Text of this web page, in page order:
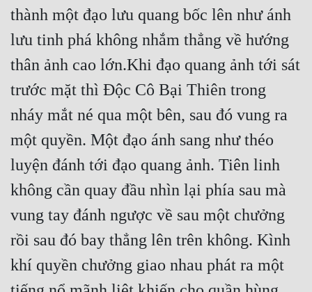
thành một đạo lưu quang bốc lên như ánh
lưu tinh phá không nhắm thẳng về hướng
thân ảnh cao lớn.Khi đạo quang ảnh tới sát
trước mặt thì Độc Cô Bại Thiên trong
nháy mắt né qua một bên, sau đó vung ra
một quyền. Một đạo ánh sang như théo
luyện đánh tới đạo quang ảnh. Tiên linh
không cần quay đầu nhìn lại phía sau mà
vung tay đánh ngược về sau một chưởng
rồi sau đó bay thẳng lên trên không. Kình
khí quyền chưởng giao nhau phát ra một